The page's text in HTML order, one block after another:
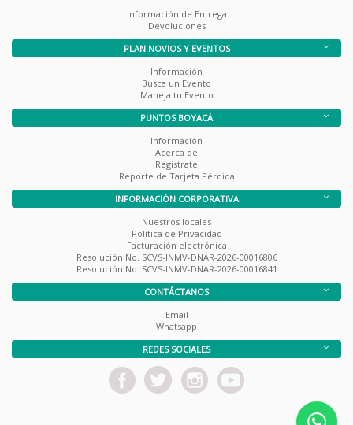
Información de Entrega
Devoluciones
PLAN NOVIOS Y EVENTOS
Información
Busca un Evento
Maneja tu Evento
PUNTOS BOYACÁ
Información
Acerca de
Registrate
Reporte de Tarjeta Pérdida
INFORMACIÓN CORPORATIVA
Nuestros locales
Política de Privacidad
Facturación electrónica
Resolución No. SCVS-INMV-DNAR-2026-00016806
Resolución No. SCVS-INMV-DNAR-2026-00016841
CONTÁCTANOS
Email
Whatsapp
REDES SOCIALES